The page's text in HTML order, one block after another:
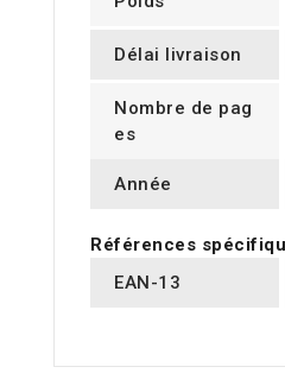
Délai livraison
Nombre de pag
es
Année
Références
EAN-13